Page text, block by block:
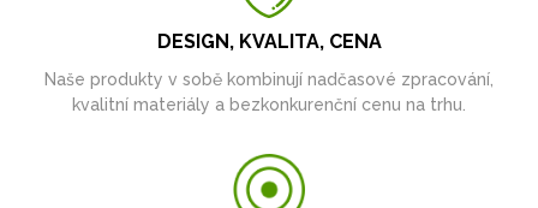
DESIGN, KVALITA, CENA
Naše produkty v sobě kombinují nadčasové zpracování,
kvalitní materiály a bezkonkurenční cenu na trhu.